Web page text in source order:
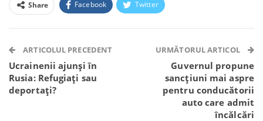
Share Facebook Twitter
Telegram WhatsApp Viber
ARTICOLUL PRECEDENT
Ucrainenii ajunși în
Rusia: Refugiați sau
deportați?
URMĂTORUL ARTICOL
Guvernul propune
sancțiuni mai aspre
pentru conducătorii
auto care admit
încălcări